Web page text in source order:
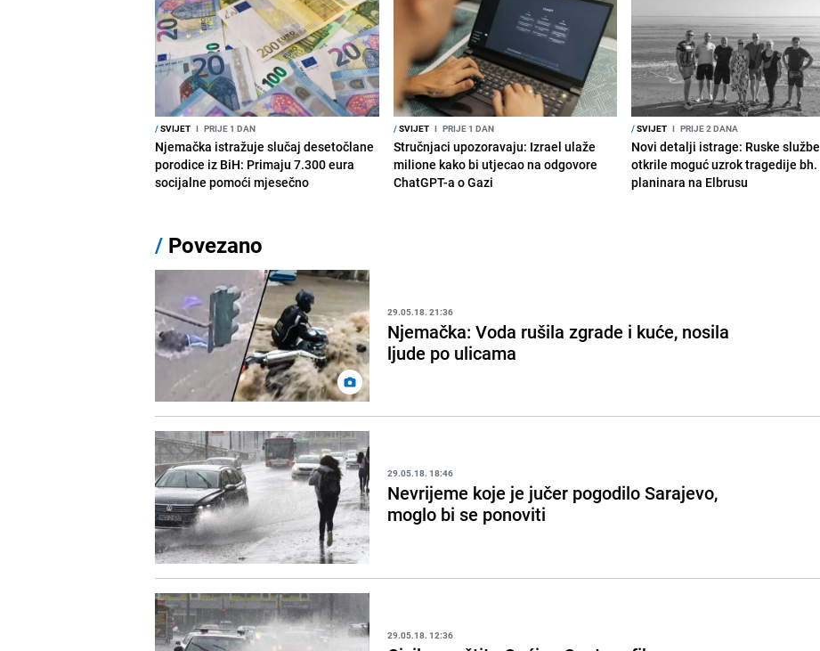
/SVIJET I PRIJE 1 DAN
Njemačka istražuje slučaj desetočlane
porodice iz BiH: Primaju 7.300 eura
socijalne pomoći mjesečno
/SVIJET I PRIJE 1 DAN
Stručnjaci upozoravaju: Izrael ulaže
milione kako bi utjecao na odgovore
ChatGPT-a o Gazi
/SVIJET I PRIJE 2 DANA
Novi detalji istrage: Ruske službe
otkrile moguć uzrok tragedije bh.
planinara na Elbrusu
/ Povezano
29.05.18. 21:36
Njemačka: Voda rušila zgrade i kuće, nosila
ljude po ulicama
29.05.18. 18:46
Nevrijeme koje je jučer pogodilo Sarajevo,
moglo bi se ponoviti
29.05.18. 12:36